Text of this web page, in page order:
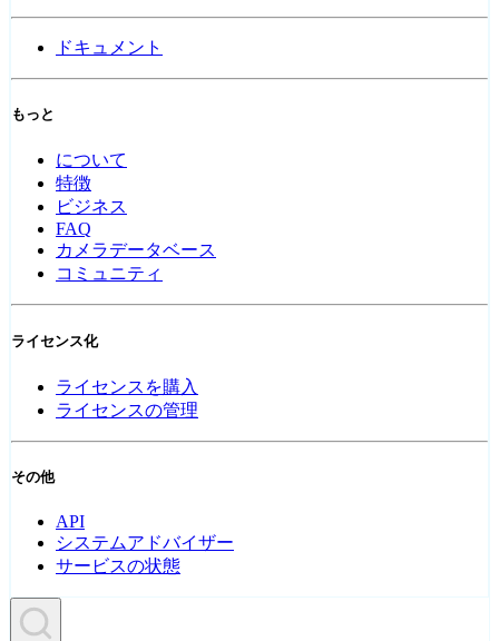
ドキュメント
もっと
について
特徴
ビジネス
FAQ
カメラデータベース
コミュニティ
ライセンス化
ライセンスを購入
ライセンスの管理
その他
API
システムアドバイザー
サービスの状態